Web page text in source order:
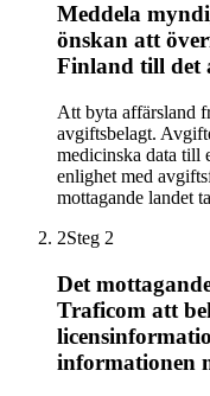
Meddela
önskan att
Finland till det
Att byta affärsland
avgiftsbelagt.
medicinska data till
enlighet med
mottagande landet
2Steg 2
Det
Traficom att
informationen